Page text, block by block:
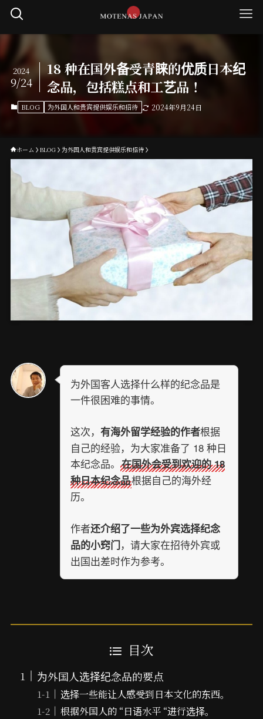
18 种在国外备受青睐的优质日本纪
念品，包括糕点和工艺品！
2024
9/24
BLOG 为外国人和贵宾提供娱乐和招待 2024年9月24日
ホーム BLOG 为外国人和贵宾提供娱乐和招待
为外国客人选择什么样的纪念品是
一件很困难的事情。
这次， 有海外留学经验的作者根据
自己的经验，为大家准备了 18 种日
本纪念品。 在国外会受到欢迎的 18
种日本纪念品根据自己的海外经
历。
作者还介绍了一些为外宾选择纪念
品的小窍门，请大家在招待外宾或
出国出差时作为参考。
目次
为外国人选择纪念品的要点
选择一些能让人感受到日本文化的东西。
根据外国人的 “日语水平 “进行选择。